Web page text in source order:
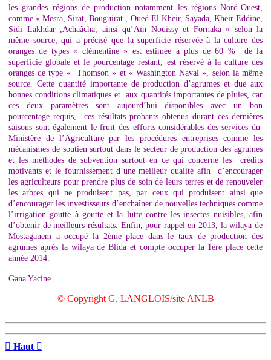
les grandes régions de production notamment les régions Nord-Ouest,
comme « Mesra, Sirat, Bouguirat , Oued El Kheir, Sayada, Kheir Eddine,
Sidi Lakhdar ,Achaâcha, ainsi qu’Aïn Nouissy et Fornaka » selon la
même source, qui a précisé que la superficie réservée à la culture des
oranges de types « clémentine » est estimée à plus de 60 % de la
superficie globale et le pourcentage restant, est réservé à la culture des
oranges de type « Thomson » et « Washington Naval », selon la même
source. Cette quantité importante de production d’agrumes et due aux
bonnes conditions climatiques et aux quantités importantes de pluies, car
ces deux paramètres sont aujourd’hui disponibles avec un bon
pourcentage requis, ces résultats probants obtenus durant ces dernières
saisons sont également le fruit des efforts considérables des services du
Ministère de l’Agriculture par les procédures entreprises comme les
mécanismes de soutien surtout dans le secteur de production des agrumes
et les méthodes de subvention surtout en ce qui concerne les crédits
motivants et le fournissement d’une meilleur qualité afin d’encourager
les agriculteurs pour prendre plus de soin de leurs terres et de renouveler
les arbres qui ne produisent pas, par ceux qui produisent ainsi que
d’encourager les investisseurs d’enchaîner de nouvelles techniques comme
l’irrigation goutte à goutte et la lutte contre les insectes nuisibles, afin
d’obtenir de meilleurs résultats. Enfin, pour rappel en 2013, la wilaya de
Mostaganem a occupé la 2ème place dans le taux de production des
agrumes après la wilaya de Blida et compte occuper la 1ère place cette
année 2014.
Gana Yacine
© Copyright G. LANGLOIS/site ANLB
 Haut 